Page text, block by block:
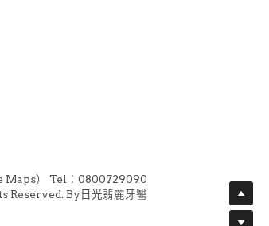
Maps） Tel：0800729090
Reserved. By日光翡麗牙醫